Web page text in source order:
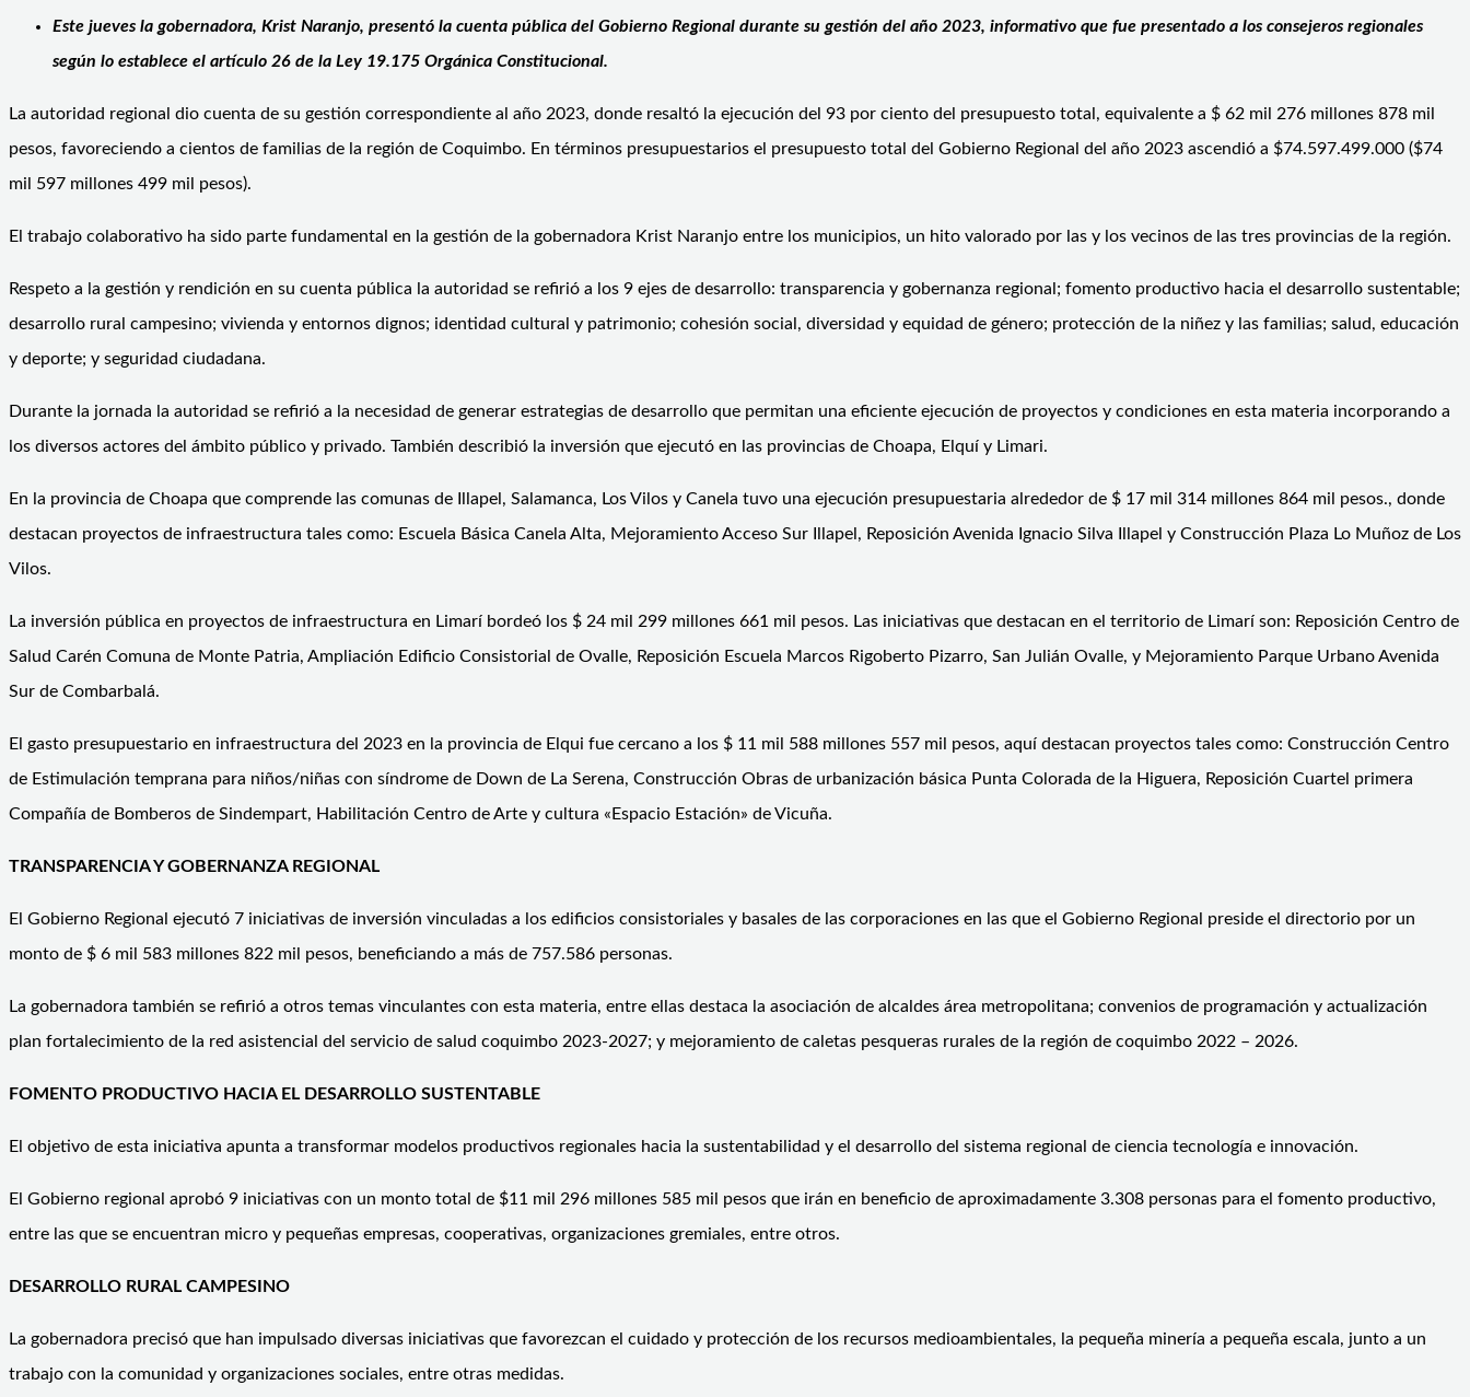
Este jueves la gobernadora, Krist Naranjo, presentó la cuenta pública del Gobierno Regional durante su gestión del año 2023, informativo que fue presentado a los consejeros regionales
según lo establece el artículo 26 de la Ley 19.175 Orgánica Constitucional.
La autoridad regional dio cuenta de su gestión correspondiente al año 2023, donde resaltó la ejecución del 93 por ciento del presupuesto total, equivalente a $ 62 mil 276 millones 878 mil
pesos, favoreciendo a cientos de familias de la región de Coquimbo. En términos presupuestarios el presupuesto total del Gobierno Regional del año 2023 ascendió a $74.597.499.000 ($74
mil 597 millones 499 mil pesos).
El trabajo colaborativo ha sido parte fundamental en la gestión de la gobernadora Krist Naranjo entre los municipios, un hito valorado por las y los vecinos de las tres provincias de la región.
Respeto a la gestión y rendición en su cuenta pública la autoridad se refirió a los 9 ejes de desarrollo: transparencia y gobernanza regional; fomento productivo hacia el desarrollo sustentable;
desarrollo rural campesino; vivienda y entornos dignos; identidad cultural y patrimonio; cohesión social, diversidad y equidad de género; protección de la niñez y las familias; salud, educación
y deporte; y seguridad ciudadana.
Durante la jornada la autoridad se refirió a la necesidad de generar estrategias de desarrollo que permitan una eficiente ejecución de proyectos y condiciones en esta materia incorporando a
los diversos actores del ámbito público y privado. También describió la inversión que ejecutó en las provincias de Choapa, Elquí y Limari.
En la provincia de Choapa que comprende las comunas de Illapel, Salamanca, Los Vilos y Canela tuvo una ejecución presupuestaria alrededor de $ 17 mil 314 millones 864 mil pesos., donde
destacan proyectos de infraestructura tales como: Escuela Básica Canela Alta, Mejoramiento Acceso Sur Illapel, Reposición Avenida Ignacio Silva Illapel y Construcción Plaza Lo Muñoz de Los
Vilos.
La inversión pública en proyectos de infraestructura en Limarí bordeó los $ 24 mil 299 millones 661 mil pesos. Las iniciativas que destacan en el territorio de Limarí son: Reposición Centro de
Salud Carén Comuna de Monte Patria, Ampliación Edificio Consistorial de Ovalle, Reposición Escuela Marcos Rigoberto Pizarro, San Julián Ovalle, y Mejoramiento Parque Urbano Avenida
Sur de Combarbalá.
El gasto presupuestario en infraestructura del 2023 en la provincia de Elqui fue cercano a los $ 11 mil 588 millones 557 mil pesos, aquí destacan proyectos tales como: Construcción Centro
de Estimulación temprana para niños/niñas con síndrome de Down de La Serena, Construcción Obras de urbanización básica Punta Colorada de la Higuera, Reposición Cuartel primera
Compañía de Bomberos de Sindempart, Habilitación Centro de Arte y cultura «Espacio Estación» de Vicuña.
TRANSPARENCIA Y GOBERNANZA REGIONAL
El Gobierno Regional ejecutó 7 iniciativas de inversión vinculadas a los edificios consistoriales y basales de las corporaciones en las que el Gobierno Regional preside el directorio por un
monto de $ 6 mil 583 millones 822 mil pesos, beneficiando a más de 757.586 personas.
La gobernadora también se refirió a otros temas vinculantes con esta materia, entre ellas destaca la asociación de alcaldes área metropolitana; convenios de programación y actualización
plan fortalecimiento de la red asistencial del servicio de salud coquimbo 2023-2027; y mejoramiento de caletas pesqueras rurales de la región de coquimbo 2022 – 2026.
FOMENTO PRODUCTIVO HACIA EL DESARROLLO SUSTENTABLE
El objetivo de esta iniciativa apunta a transformar modelos productivos regionales hacia la sustentabilidad y el desarrollo del sistema regional de ciencia tecnología e innovación.
El Gobierno regional aprobó 9 iniciativas con un monto total de $11 mil 296 millones 585 mil pesos que irán en beneficio de aproximadamente 3.308 personas para el fomento productivo,
entre las que se encuentran micro y pequeñas empresas, cooperativas, organizaciones gremiales, entre otros.
DESARROLLO RURAL CAMPESINO
La gobernadora precisó que han impulsado diversas iniciativas que favorezcan el cuidado y protección de los recursos medioambientales, la pequeña minería a pequeña escala, junto a un
trabajo con la comunidad y organizaciones sociales, entre otras medidas.